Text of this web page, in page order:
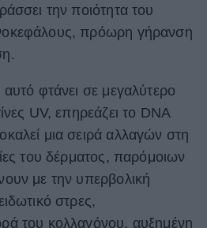
την ποιότητα του
πρόωρη γήρανση
φτάνει σε μεγαλύτερο
UV, επηρεάζει το DNA
μια σειρά αλλαγών στη
του δέρματος, παρόμοιων
με την υπερβολική
στρες,
του κολλαγόνου, αυξημένη